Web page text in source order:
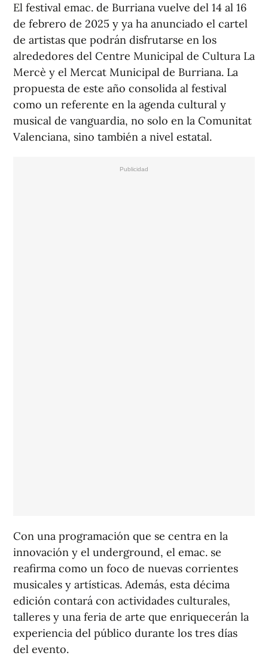
El festival emac. de Burriana vuelve del 14 al 16
de febrero de 2025 y ya ha anunciado el cartel
de artistas que podrán disfrutarse en los
alrededores del Centre Municipal de Cultura La
Mercè y el Mercat Municipal de Burriana. La
propuesta de este año consolida al festival
como un referente en la agenda cultural y
musical de vanguardia, no solo en la Comunitat
Valenciana, sino también a nivel estatal.
Con una programación que se centra en la
innovación y el underground, el emac. se
reafirma como un foco de nuevas corrientes
musicales y artísticas. Además, esta décima
edición contará con actividades culturales,
talleres y una feria de arte que enriquecerán la
experiencia del público durante los tres días
del evento.